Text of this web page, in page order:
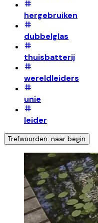
hergebruiken
dubbelglas
thuisbatterij
wereldleiders
unie
leider
Trefwoorden: naar begin